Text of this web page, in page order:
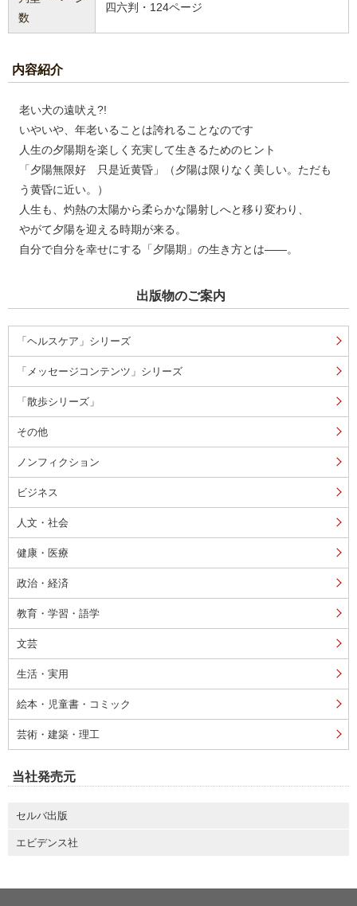
数
四六判・124ページ
内容紹介
老い犬の遠吠え?!
いやいや、年老いることは誇れることなのです
人生の夕陽期を楽しく充実して生きるためのヒント
「夕陽無限好 只是近黄昏」（夕陽は限りなく美しい。ただも
う黄昏に近い。）
人生も、灼熱の太陽から柔らかな陽射しへと移り変わり、
やがて夕陽を迎える時期が来る。
自分で自分を幸せにする「夕陽期」の生き方とは――。
出版物のご案内
「ヘルスケア」シリーズ
「メッセージコンテンツ」シリーズ
「散歩シリーズ」
その他
ノンフィクション
ビジネス
人文・社会
健康・医療
政治・経済
教育・学習・語学
文芸
生活・実用
絵本・児童書・コミック
芸術・建築・理工
当社発売元
セルバ出版
エビデンス社